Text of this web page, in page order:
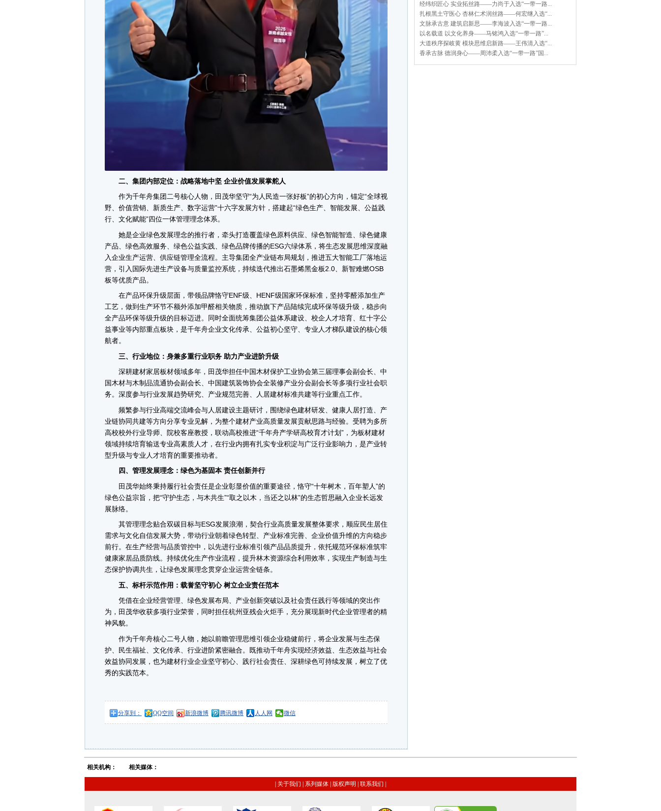
二、集团内部定位：战略落地中坚 企业价值发展掌舵人
作为千年舟集团二号核心人物，田茂华坚守“为人民造一张好板”的初心方向，锚定“全球视
野、价值营销、新质生产、数字运营”十六字发展方针，搭建起“绿色生产、智能发展、公益践
行、文化赋能”四位一体管理理念体系。
她是企业绿色发展理念的推行者，牵头打造覆盖绿色原料供应、绿色智能智造、绿色健康
产品、绿色高效服务、绿色公益实践、绿色品牌传播的ESG六绿体系，将生态发展思维深度融
入企业生产运营、供应链管理全流程。主导集团全产业链布局规划，推进五大智能工厂落地运
营，引入国际先进生产设备与质量监控系统，持续迭代推出石墨烯黑金板2.0、新智难燃OSB
板等优质产品。
在产品环保升级层面，带领品牌恪守ENF级、HENF级国家环保标准，坚持零醛添加生产
工艺，做到生产环节不额外添加甲醛相关物质，推动旗下产品陆续完成环保等级升级，稳步向
全产品环保等级升级的目标迈进。同时全面统筹集团公益体系建设、校企人才培育、红十字公
益事业等内部重点板块，是千年舟企业文化传承、公益初心坚守、专业人才梯队建设的核心领
航者。
三、行业地位：身兼多重行业职务 助力产业进阶升级
深耕建材家居板材领域多年，田茂华担任中国木材保护工业协会第三届理事会副会长、中
国木材与木制品流通协会副会长、中国建筑装饰协会全装修产业分会副会长等多项行业社会职
务。深度参与行业发展趋势研究、产业规范完善、人居建材标准共建等行业重点工作。
频繁参与行业高端交流峰会与人居建设主题研讨，围绕绿色建材研发、健康人居打造、产
业链协同共建等方向分享专业见解，为整个建材产业高质量发展贡献思路与经验。受聘为多所
高校校外行业导师、院校客座教授，联动高校推进“千年舟产学研高校育才计划”，为板材建材
领域持续培育输送专业高素质人才，在行业内拥有扎实专业积淀与广泛行业影响力，是产业转
型升级与专业人才培育的重要推动者。
四、管理发展理念：绿色为基固本 责任创新并行
田茂华始终秉持履行社会责任是企业彰显价值的重要途径，恪守“十年树木，百年塑人”的
绿色公益宗旨，把“守护生态，与木共生”“取之以木，当还之以林”的生态哲思融入企业长远发
展脉络。
其管理理念贴合双碳目标与ESG发展浪潮，契合行业高质量发展整体要求，顺应民生居住
需求与文化自信发展大势，带动行业朝着绿色转型、产业标准完善、企业价值升维的方向稳步
前行。在生产经营与品质管控中，以先进行业标准引领产品品质提升，依托规范环保标准筑牢
健康家居品质防线。持续优化生产作业流程，提升林木资源综合利用效率，实现生产制造与生
态保护协调共生，让绿色发展理念贯穿企业运营全链条。
五、标杆示范作用：载誉坚守初心 树立企业责任范本
凭借在企业经营管理、绿色发展布局、产业创新突破以及社会责任践行等领域的突出作
为，田茂华收获多项行业荣誉，同时担任杭州亚残会火炬手，充分展现新时代企业管理者的精
神风貌。
作为千年舟核心二号人物，她以前瞻管理思维引领企业稳健前行，将企业发展与生态保
护、民生福祉、文化传承、行业进阶紧密融合。既推动千年舟实现经济效益、生态效益与社会
效益协同发展，也为建材行业企业坚守初心、践行社会责任、深耕绿色可持续发展，树立了优
秀的实践范本。
分享到： QQ空间 新浪微博 腾讯微博 人人网 微信
经纬织匠心 实业拓丝路——力尚于入选“一带一路...
扎根黑土守医心 杏林仁术润丝路——何宏继入选“...
文脉承古意 建筑启新思——李海波入选“一带一路...
以名载道 以文化养身——马铭鸿入选“一带一路”...
大道秩序探岐黄 模块思维启新路——王伟清入选“...
香承古脉 德润身心——周沛柔入选“一带一路”国...
相关机构： 相关媒体：
关于我们 系列媒体 版权声明 联系我们